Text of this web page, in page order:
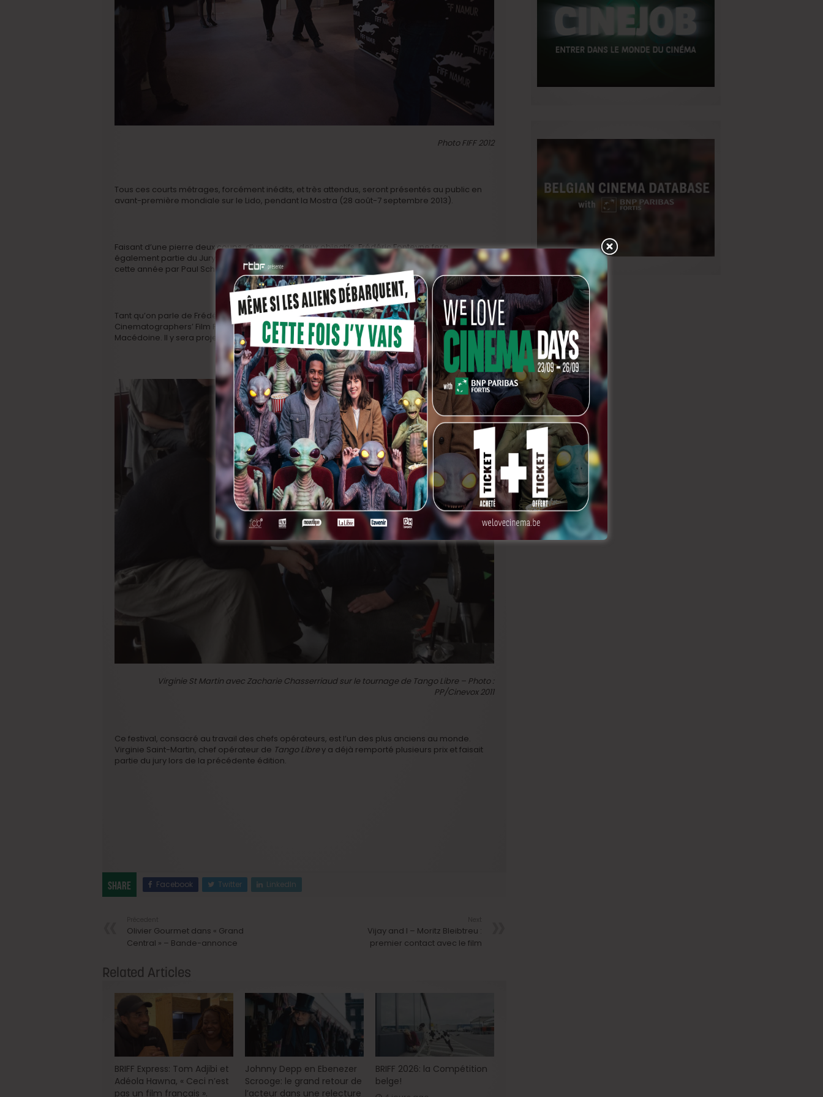
Photo FIFF 2012
Tous ces courts métrages, forcément inédits, et très attendus, seront présentés au public en
avant-première mondiale sur le Lido, pendant la Mostra (28 août-7 septembre 2013).
Faisant d’une pierre deux coups, d’un voyage, deux objectifs, Frédéric Fonteyne fera
également partie du Jury Orrizonti, la prestigieuse sélection parallèle de la Mostra, présidée
cette année par Paul Schrader.
Tant qu’on parle de Frédéric, précisons que Tango Libreest en compétition au 31st International
Cinematographers’ Film Festival Manaki Brothers qui se tiendra du 14 au 20 septembre en
Macédoine. Il y sera projeté en clôture.
Virginie St Martin avec Zacharie Chasserriaud sur le tournage de Tango Libre – Photo :
PP/Cinevox 2011
Ce festival, consacré au travail des chefs opérateurs, est l’un des plus anciens au monde.
Virginie Saint-Martin, chef opérateur de Tango Librey a déjà remporté plusieurs prix et faisait
partie du jury lors de la précédente édition.
Share Facebook Twitter LinkedIn
Olivier Gourmet dans « Grand
Central » – Bande-annonce
Vijay and I – Moritz Bleibtreu :
premier contact avec le film
Related Articles
BRIFF Express: Tom Adjibi et
Adéola Hawna, « Ceci n’est
pas un film français ».
Johnny Depp en Ebenezer
Scrooge: le grand retour de
l’acteur dans une relecture
BRIFF 2026: la Compétition
belge!